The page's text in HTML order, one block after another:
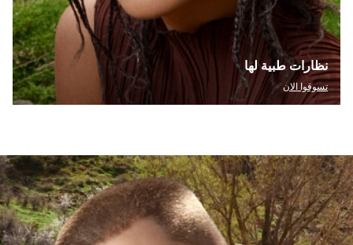
نظارات طبية لها
تسوقوا الان